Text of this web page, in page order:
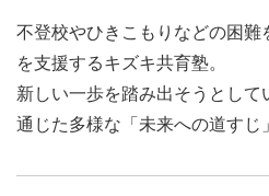
不登校やひきこもりなどの困難
を支援するキズキ共育塾。
新しい一歩を踏み出そうとし
通じた多様な「未来への道すじ